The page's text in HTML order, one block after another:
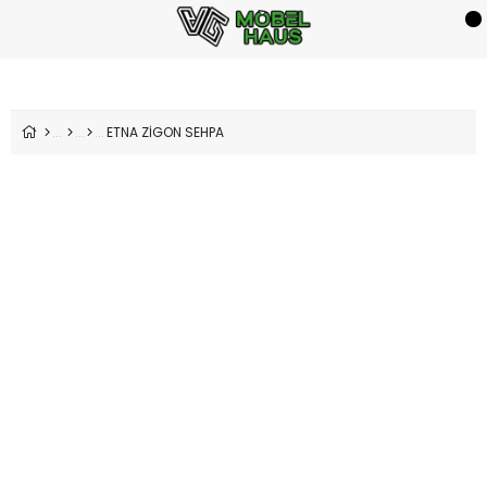
ETNA ZİGON SEHPA